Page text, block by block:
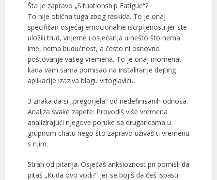
Šta je zapravo „Situationship Fatigue“?
To nije obična tuga zbog raskida. To je onaj
specifičan osjećaj emocionalne iscrpljenosti jer ste
uložili trud, vrijeme i osjećanja u nešto što nema
ime, nema budućnost, a često ni osnovno
poštovanje vašeg vremena. To je onaj momenat
kada vam sama pomisao na instaliranje dejting
aplikacije izaziva blagu vrtoglavicu.
3 znaka da si „pregorjela“ od nedefinisanih odnosa:
Analiza svake zapete: Provodiš više vremena
analizirajući njegove poruke sa drugaricama u
grupnom chatu nego što zapravo uživaš u vremenu
s njim.
Strah od pitanja: Osjećaš anksioznost pri pomisli da
pitaš „Kuda ovo vodi?“ jer se bojiš da ćeš ispasti